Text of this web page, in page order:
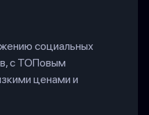
социальных
с ТОПовым
ценами и